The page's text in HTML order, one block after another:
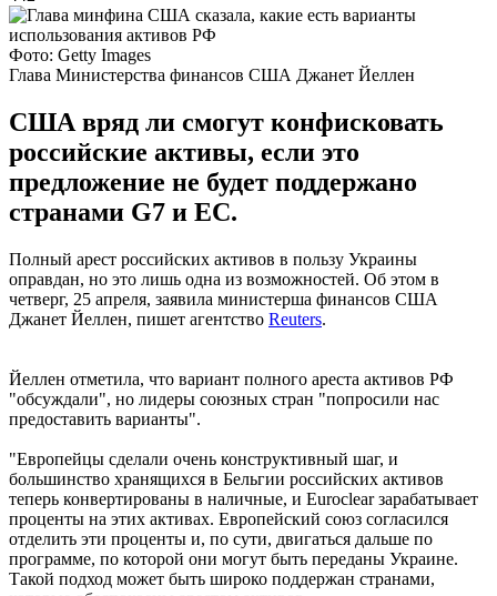
Фото: Getty Images
Глава Министерства финансов США Джанет Йеллен
США вряд ли смогут конфисковать
российские активы, если это
предложение не будет поддержано
странами G7 и ЕС.
Полный арест российских активов в пользу Украины
оправдан, но это лишь одна из возможностей. Об этом в
четверг, 25 апреля, заявила министерша финансов США
Джанет Йеллен, пишет агентство Reuters.
Йеллен отметила, что вариант полного ареста активов РФ
"обсуждали", но лидеры союзных стран "попросили нас
предоставить варианты".
"Европейцы сделали очень конструктивный шаг, и
большинство хранящихся в Бельгии российских активов
теперь конвертированы в наличные, и Euroclear зарабатывает
проценты на этих активах. Европейский союз согласился
отделить эти проценты и, по сути, двигаться дальше по
программе, по которой они могут быть переданы Украине.
Такой подход может быть широко поддержан странами,